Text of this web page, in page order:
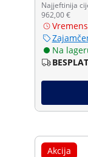
Najjeftinija
962,00 €
Na
Akcija